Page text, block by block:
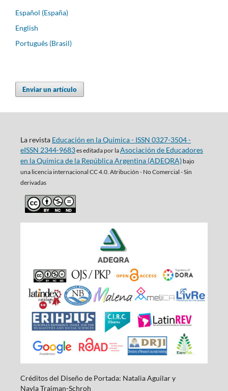
Español (España)
English
Português (Brasil)
Enviar un artículo
La revista Educación en la Química - ISSN 0327-3504 -
eISSN 2344-9683es editada por laAsociación de Educadores
en la Química de la República Argentina (ADEQRA)bajo
una licencia internacional CC 4.0. Atribución - No Comercial - Sin
derivadas
Créditos del Diseño de Portada: Natalia Aguilar y
NaylaTraiman-Schroh